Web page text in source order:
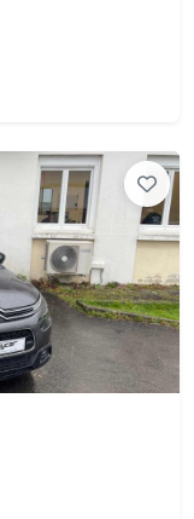
et assistance
et Apple
Box avec
tactile 8"
8" avec